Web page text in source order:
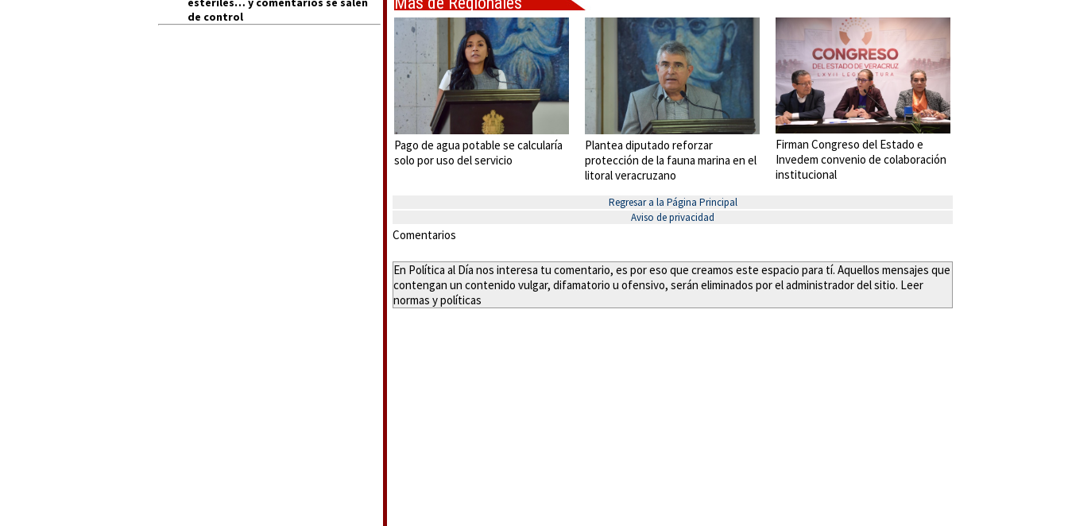
de control
Pago de agua potable se calcularía
solo por uso del servicio
Plantea diputado reforzar
protección de la fauna marina en el
litoral veracruzano
Firman Congreso del Estado e
Invedem convenio de colaboración
institucional
Regresar a la Página Principal
Aviso de privacidad
Comentarios
En Política al Día nos interesa tu comentario, es por eso que creamos este espacio para tí. Aquellos mensajes que
contengan un contenido vulgar, difamatorio u ofensivo, serán eliminados por el administrador del sitio. Leer
normas y políticas